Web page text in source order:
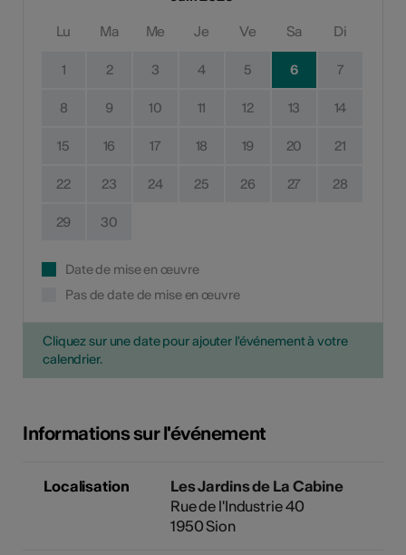
Lu Ma Me Je Ve Sa Di
1 2 3 4 5 6 7
8 9 10 11 12 13 14
15 16 17 18 19 20 21
22 23 24 25 26 27 28
29 30
Date de mise en œuvre
Pas de date de mise en œuvre
Cliquez sur une date pour ajouter l'événement à votre
calendrier.
Informations sur l'événement
Localisation
Les Jardins de La Cabine
Rue de l'Industrie 40
1950 Sion